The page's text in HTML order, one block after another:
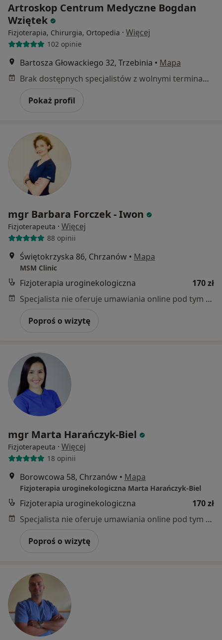
Artroskop Centrum Medyczne Bogdan
Wziętek
Fizjoterapia, Chirurgia, Ortopedia · Więcej
102 opinie
Bartosza Głowackiego 32, Trzebinia • Mapa
Brak dostępnych specjalistów z wolnymi terminami w tym centrum medycznym.
Pokaż profil
mgr Barbara Forczek - Iwon
Fizjoterapeuta · Więcej
88 opinii
Świętokrzyska 86, Chrzanów • Mapa
MSM Clinic
Fizjoterapia uroginekologiczna
170 zł
Specjalista nie oferuje umawiania online pod tym adresem.
Poproś o wizytę
mgr Marta Harańczyk-Biel
Fizjoterapeuta · Więcej
18 opinii
Borowcowa 58, Chrzanów • Mapa
Fizjoterapia uroginekologiczna Marta Harańczyk-Biel
Fizjoterapia uroginekologiczna
170 zł
Specjalista nie oferuje umawiania online pod tym adresem.
Poproś o wizytę